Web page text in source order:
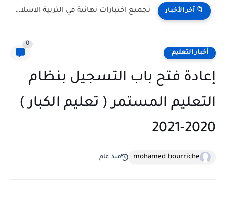
📁 آخر الأخبار تجميع اختبارات نهائية في التربية الاسلامية للصف الخامس الفصل الثاني...
أخبار التعليم
0
إعادة فتح باب التسجيل بنظام
التعليم المستمر ( تعليم الكبار )
2020-2021
mohamed bourriche منذ عام